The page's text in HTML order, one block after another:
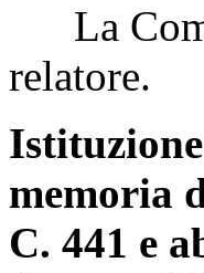
La
relatore.
memoria
C. 441 e